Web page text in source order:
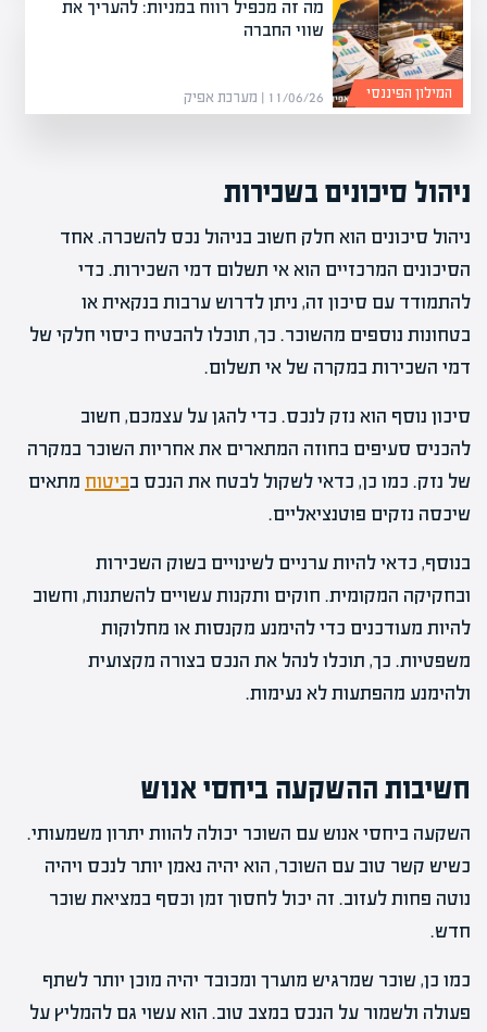
מה זה מכפיל רווח במניות: להעריך את
שווי החברה
11/06/26 | מערכת אפיק המילון הפיננסי
ניהול סיכונים בשכירות
ניהול סיכונים הוא חלק חשוב בניהול נכס להשכרה. אחד
הסיכונים המרכזיים הוא אי תשלום דמי השכירות. כדי
להתמודד עם סיכון זה, ניתן לדרוש ערבות בנקאית או
בטחונות נוספים מהשוכר. כך, תוכלו להבטיח כיסוי חלקי של
דמי השכירות במקרה של אי תשלום.
סיכון נוסף הוא נזק לנכס. כדי להגן על עצמכם, חשוב
להכניס סעיפים בחוזה המתארים את אחריות השוכר במקרה
של נזק. כמו כן, כדאי לשקול לבטח את הנכס בביטוח מתאים
שיכסה נזקים פוטנציאליים.
בנוסף, כדאי להיות ערניים לשינויים בשוק השכירות
ובחקיקה המקומית. חוקים ותקנות עשויים להשתנות, וחשוב
להיות מעודכנים כדי להימנע מקנסות או מחלוקות
משפטיות. כך, תוכלו לנהל את הנכס בצורה מקצועית
ולהימנע מהפתעות לא נעימות.
חשיבות ההשקעה ביחסי אנוש
השקעה ביחסי אנוש עם השוכר יכולה להוות יתרון משמעותי.
כשיש קשר טוב עם השוכר, הוא יהיה נאמן יותר לנכס ויהיה
נוטה פחות לעזוב. זה יכול לחסוך זמן וכסף במציאת שוכר
חדש.
כמו כן, שוכר שמרגיש מוערך ומכובד יהיה מוכן יותר לשתף
פעולה ולשמור על הנכס במצב טוב. הוא עשוי גם להמליץ על